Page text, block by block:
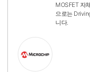
MOSFET 자
으로는
니다.